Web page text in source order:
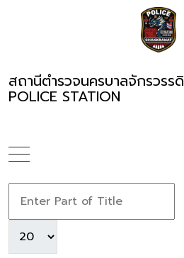
สถานีตำรวจนครบาลจักรวรรดิ
POLICE STATION